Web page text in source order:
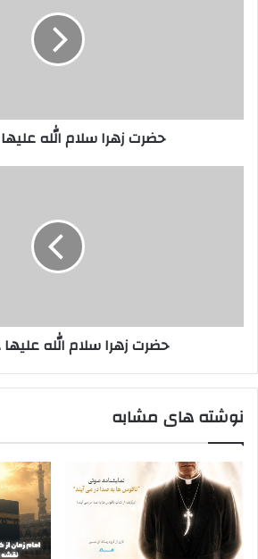
حضرت زهرا سلام الله
حضرت زهرا سلام الله
نوشته های مشابه